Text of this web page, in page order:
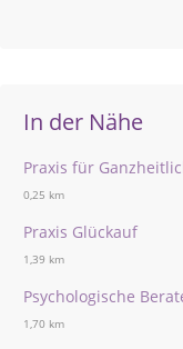
In der Nähe
Praxis für
0,25 km
Praxis Glückauf
1,39 km
Psychologische
1,70 km